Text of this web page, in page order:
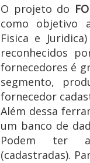
O projeto do
como objetivo
Fisica e
reconhecidos
fornecedores é
segmento,
fornecedor
Além dessa
um banco de
Podem ter
(cadastradas).